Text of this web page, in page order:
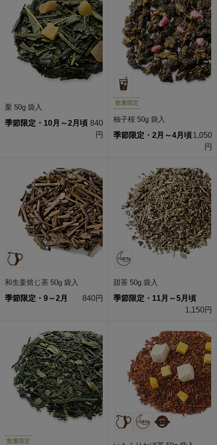
栗 50g 袋入
季節限定・10月～2月頃 840
円
数量限定
柚子桜 50g 袋入
季節限定・2月～4月頃1,050
円
和生姜焙じ茶 50g 袋入
季節限定・9～2月
840円
甜茶 50g 袋入
季節限定・11月～5月頃
1,150円
数量限定